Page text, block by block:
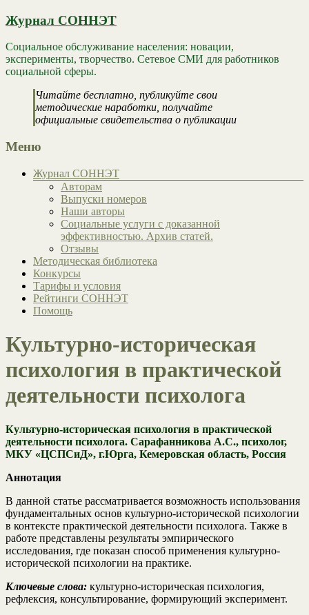
Журнал СОННЭТ
Социальное обслуживание населения: новации,
эксперименты, творчество. Сетевое СМИ для работников
социальной сферы.
Читайте бесплатно, публикуйте свои
методические наработки, получайте
официальные свидетельства о публикации
Меню
Журнал СОННЭТ
Авторам
Выпуски номеров
Наши авторы
Социальные услуги с доказанной
эффективностью. Архив статей.
Отзывы
Методическая библиотека
Конкурсы
Тарифы и условия
Рейтинги СОННЭТ
Помощь
Культурно-историческая
психология в практической
деятельности психолога
Культурно-историческая психология в практической
деятельности психолога. Сарафанникова А.С., психолог,
МКУ «ЦСПСиД», г.Юрга, Кемеровская область, Россия
Аннотация
В данной статье рассматривается возможность использования
фундаментальных основ культурно-исторической психологии
в контексте практической деятельности психолога. Также в
работе представлены результаты эмпирического
исследования, где показан способ применения культурно-
исторической психологии на практике.
Ключевые слова: культурно-историческая психология,
рефлексия, консультирование, формирующий эксперимент.